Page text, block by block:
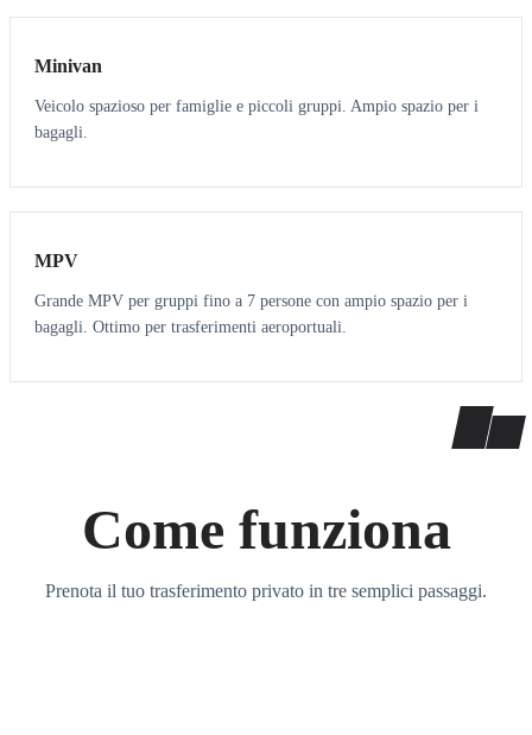
Minivan
Veicolo spazioso per famiglie e piccoli gruppi. Ampio spazio per i
bagagli.
7 7
MPV
Grande MPV per gruppi fino a 7 persone con ampio spazio per i
bagagli. Ottimo per trasferimenti aeroportuali.
Come funziona
Prenota il tuo trasferimento privato in tre semplici passaggi.